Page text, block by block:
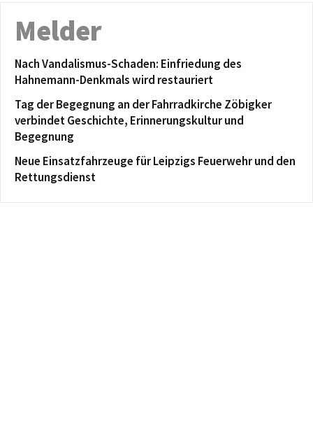
Melder
Nach Vandalismus-Schaden: Einfriedung des
Hahnemann-Denkmals wird restauriert
Tag der Begegnung an der Fahrradkirche Zöbigker
verbindet Geschichte, Erinnerungskultur und
Begegnung
Neue Einsatzfahrzeuge für Leipzigs Feuerwehr und den
Rettungsdienst